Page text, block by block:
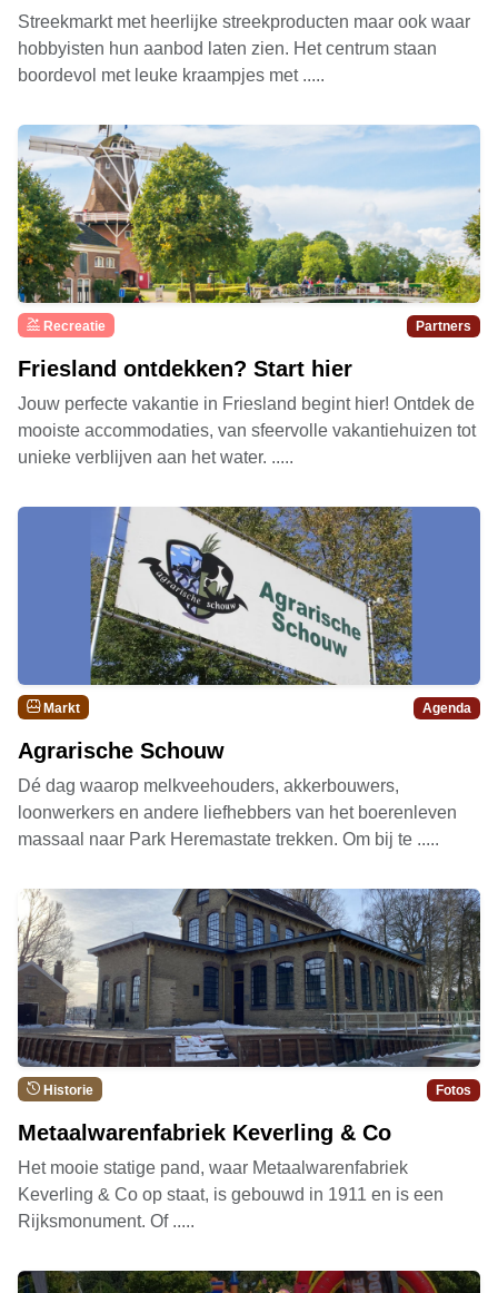
Streekmarkt met heerlijke streekproducten maar ook waar
hobbyisten hun aanbod laten zien. Het centrum staan
boordevol met leuke kraampjes met .....
Recreatie Partners
Friesland ontdekken? Start hier
Jouw perfecte vakantie in Friesland begint hier! Ontdek de
mooiste accommodaties, van sfeervolle vakantiehuizen tot
unieke verblijven aan het water. .....
Markt Agenda
Agrarische Schouw
Dé dag waarop melkveehouders, akkerbouwers,
loonwerkers en andere liefhebbers van het boerenleven
massaal naar Park Heremastate trekken. Om bij te .....
Historie Fotos
Metaalwarenfabriek Keverling & Co
Het mooie statige pand, waar Metaalwarenfabriek
Keverling & Co op staat, is gebouwd in 1911 en is een
Rijksmonument. Of .....